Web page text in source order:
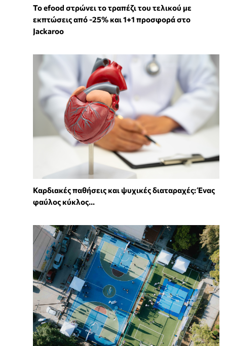
Το efood στρώνει το τραπέζι του τελικού με
εκπτώσεις από -25% και 1+1 προσφορά στο
Jackaroo
Καρδιακές παθήσεις και ψυχικές διαταραχές: Ένας
φαύλος κύκλος...